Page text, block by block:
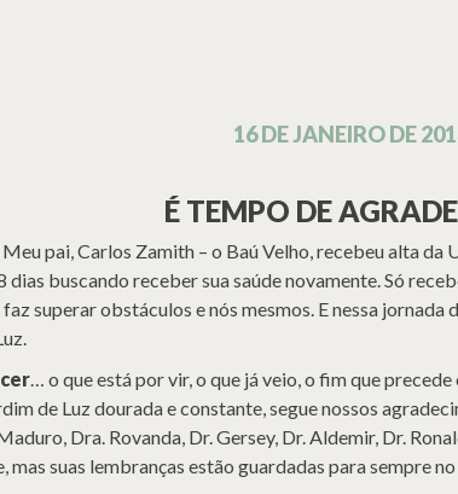
16 DE JANEIRO DE
É TEMPO DE
pai, Carlos Zamith – o Baú Velho, recebeu alta
dias buscando receber sua saúde novamente. Só
superar obstáculos e nós mesmos. E nessa jornada
… o que está por vir, o que já veio, o fim que
de Luz dourada e constante, segue nossos
Dra. Rovanda, Dr. Gersey, Dr. Aldemir, Dr.
mas suas lembranças estão guardadas para sempre